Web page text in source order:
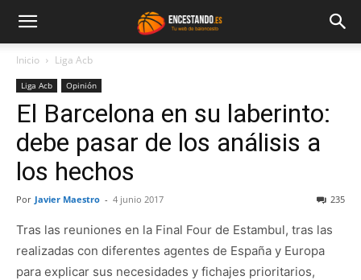
Inicio Liga Acb
Liga Acb Opinión
El Barcelona en su laberinto:
debe pasar de los análisis a
los hechos
Por Javier Maestro - 4 junio 2017 235
Tras las reuniones en la Final Four de Estambul, tras las
realizadas con diferentes agentes de España y Europa
para explicar sus necesidades y fichajes prioritarios,